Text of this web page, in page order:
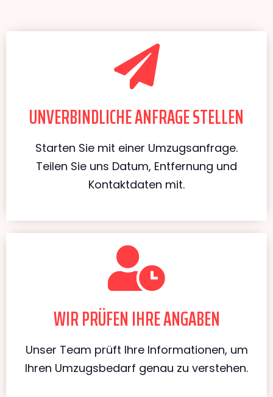
UNVERBINDLICHE ANFRAGE STELLEN
Starten Sie mit einer Umzugsanfrage.
Teilen Sie uns Datum, Entfernung und
Kontaktdaten mit.
WIR PRÜFEN IHRE ANGABEN
Unser Team prüft Ihre Informationen, um
Ihren Umzugsbedarf genau zu verstehen.